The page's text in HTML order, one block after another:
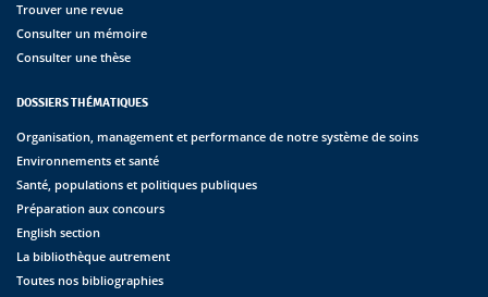
Trouver une revue
Consulter un mémoire
Consulter une thèse
DOSSIERS THÉMATIQUES
Organisation, management et performance de notre système de soins
Environnements et santé
Santé, populations et politiques publiques
Préparation aux concours
English section
La bibliothèque autrement
Toutes nos bibliographies